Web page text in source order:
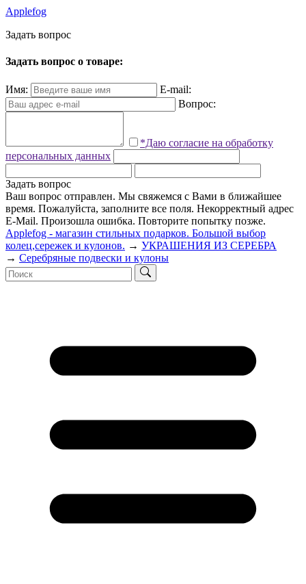
Applefog
Задать вопрос
Задать вопрос о товаре:
Имя:
E-mail:
Вопрос:
*Даю согласие на обработку
персональных данных
Задать вопрос
Ваш вопрос отправлен. Мы свяжемся с Вами в ближайшее
время. Пожалуйста, заполните все поля. Некорректный адрес
E-Mail. Произошла ошибка. Повторите попытку позже.
Applefog - магазин стильных подарков. Большой выбор
колец,сережек и кулонов. → УКРАШЕНИЯ ИЗ СЕРЕБРА
→ Серебряные подвески и кулоны